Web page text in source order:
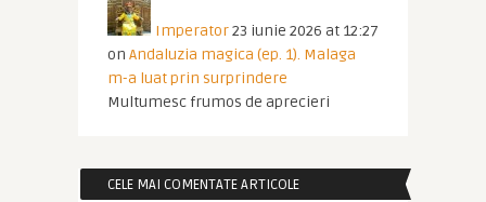
Imperator23 iunie 2026 at 12:27
on Andaluzia magica (ep. 1). Malaga
m-a luat prin surprindere
Multumesc frumos de aprecieri
CELE MAI COMENTATE ARTICOLE